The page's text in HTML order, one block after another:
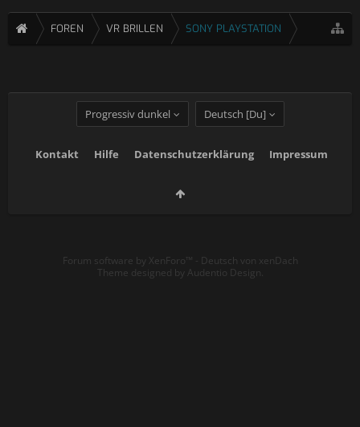
FOREN VR BRILLEN SONY PLAYSTATION
Progressiv dunkel Deutsch [Du]
Kontakt Hilfe Datenschutzerklärung Impressum
Forum software by XenForo™ - Deutsch von xenDach
Theme designed by Audentio Design.